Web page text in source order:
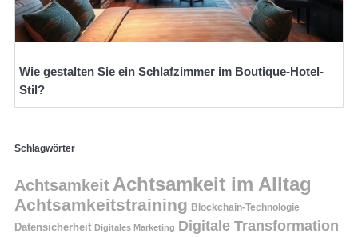
Wie gestalten Sie ein Schlafzimmer im Boutique-Hotel-
Stil?
Schlagwörter
Achtsamkeit Achtsamkeit im Alltag
Achtsamkeitstraining Blockchain-Technologie
Datensicherheit Digitales Marketing Digitale Transformation